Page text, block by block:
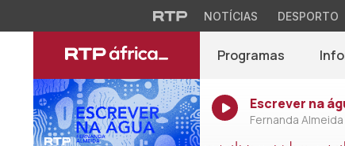
NOTÍCIAS DESPORTO
Programas
Escrever na
Fernanda Almeida